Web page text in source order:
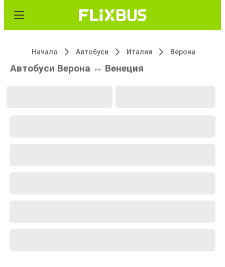
Начало Автобуси Италия Верона
Автобуси Верона ↔ Венеция